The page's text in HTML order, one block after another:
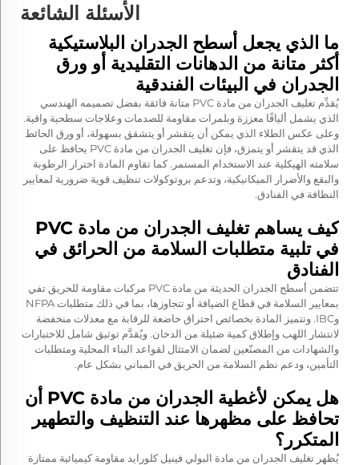
الأسئلة الشائعة
ما الذي يجعل أسطح الجدران البلاستيكية
أكثر متانة من الدهانات التقليدية أو ورق
الجدران في البيئات الفندقية
يُقدِّم تغليف الجدران من مادة PVC متانة فائقة بفضل تصميمه الهندسي
الذي يشمل أليافًا معززة وبلمرات مقاومة للصدمات وعلاجات سطحية واقية.
وعلى عكس الطلاء الذي يمكن أن يتقشر أو يتشقق بسهولة، أو ورق الحائط
الذي قد يتقشر أو يتمزق، فإن تغليف الجدران من مادة PVC يحافظ على
سلامته الهيكلية عند الاستخدام المستمر. كما تقاوم المادة اخترار الرطوبة
والبقع والأضرار الميكانيكية، وتدعم بروتوكولات تنظيف قوية ضرورية لمعايير
النظافة في الفنادق.
كيف يساهم تغليف الجدران من مادة PVC
في تلبية متطلبات السلامة من الحرائق في
الفنادق
تتضمن أسطح الجدران الحديثة من مادة PVC مركبات مقاومة للحريق تفي
بمعايير السلامة في قطاع الضيافة أو تتجاوزها، بما في ذلك متطلبات NFPA
وIBC. وتتميز المادة بخصائص احتراق خاضعة للرقابة مع معدلات منخفضة
لانتشار اللهب وإطلاق كمية ضئيلة من الدخان. ويُقدَّم توثيق شامل للاختبارات
والشهادات من المصنّعين لضمان الامتثال لقواعد البناء المحلية ومتطلبات
التأمين، ودعم نظم السلامة من الحريق في المباني بشكل عام.
هل يمكن لأغطية الجدران من مادة PVC أن
تحافظ على مظهرها عند التنظيف والتطهير
المتكرر؟
يُظهر تغليف الجدران من مادة البولي فينيل كلورايد مقاومة كيميائية ممتازة